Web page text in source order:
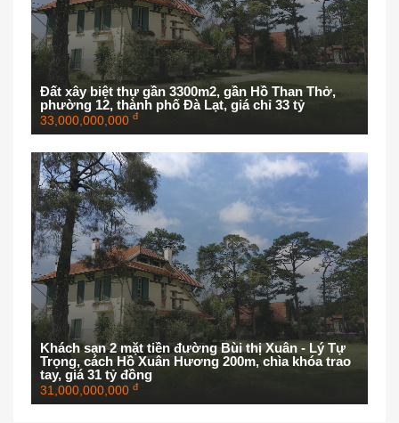
Đất xây biệt thự gần 3300m2, gần Hồ Than Thở,
phường 12, thành phố Đà Lạt, giá chỉ 33 tỷ
33,000,000,000 đ
Khách sạn 2 mặt tiền đường Bùi thị Xuân - Lý Tự
Trọng, cách Hồ Xuân Hương 200m, chìa khóa trao
tay, giá 31 tỷ đồng
31,000,000,000 đ